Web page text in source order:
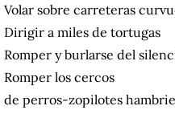
Volar sobre carreteras
Dirigir a miles de tortugas
Romper y burlarse del
Romper los cercos
de perros-zopilotes